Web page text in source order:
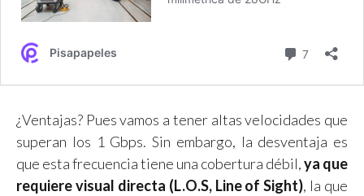
¿Ventajas? Pues vamos a tener altas velocidades que
superan los 1 Gbps. Sin embargo, la desventaja es
que esta frecuencia tiene una cobertura débil,ya que
requiere visual directa (L.O.S, Line of Sight), la que